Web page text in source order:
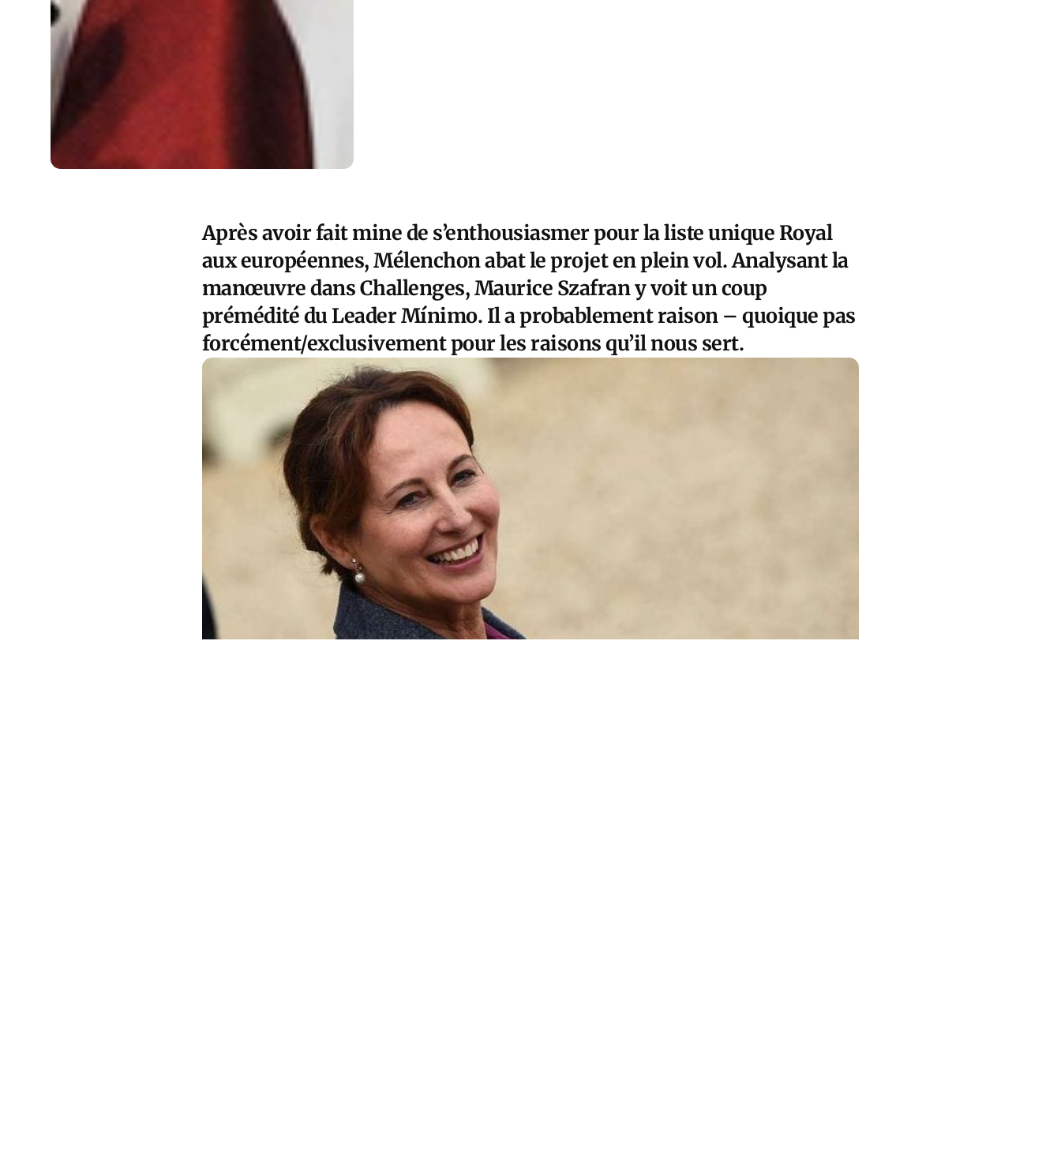
Après avoir fait mine de s’enthousiasmer pour la liste unique Royal
aux européennes, Mélenchon abat le projet en plein vol. Analysant la
manœuvre dans Challenges, Maurice Szafran y voit un coup
prémédité du Leader Mínimo. Il a probablement raison – quoique pas
forcément/exclusivement pour les raisons qu’il nous sert.